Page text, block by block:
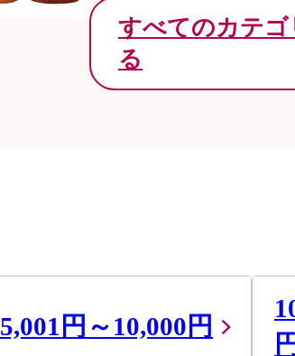
すべてのカテゴ
る
5,001円～10,000円
円